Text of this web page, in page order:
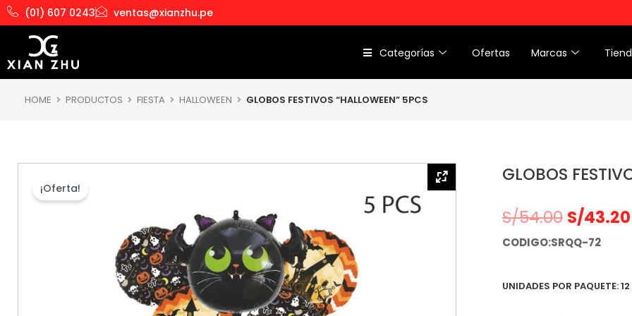
al
contenido
(01) 607 0243 ventas@xianzhu.pe
Categorías Ofertas Marcas
HOME PRODUCTOS FIESTA HALLOWEEN GLOBOS FESTIVOS “HALLOWEEN” 5PCS
¡Oferta!
GLOBOS
S/54.00 S/43.20
CODIGO:SRQQ-72
UNIDADES POR PAQUETE: 12